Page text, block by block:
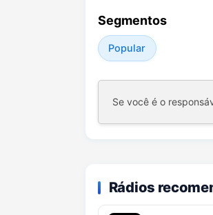
Segmentos
Popular
Se você é o
Rádios